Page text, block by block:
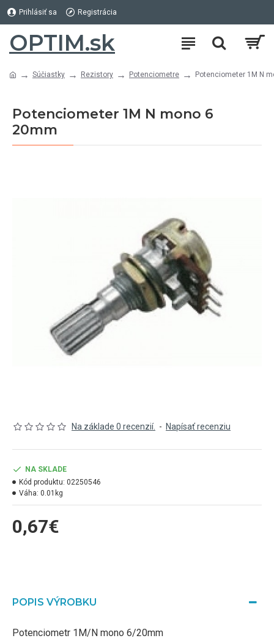
Prihlásiť sa Registrácia
OPTIM.sk
Súčiastky Rezistory Potenciometre Potenciometer 1M N
Potenciometer 1M N mono 6
20mm
Na základe 0 recenzií. - Napísať recenziu
0,67€
NA SKLADE
Kód produktu: 02250546
Váha: 0.01kg
POPIS VÝROBKU
Potenciometr 1M/N mono 6/20mm